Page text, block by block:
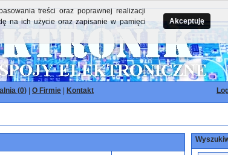
(0) O Firmie Kontakt
treści oraz poprawnej realizacji
na ich użycie oraz zapisanie w pamięci
Akceptuję